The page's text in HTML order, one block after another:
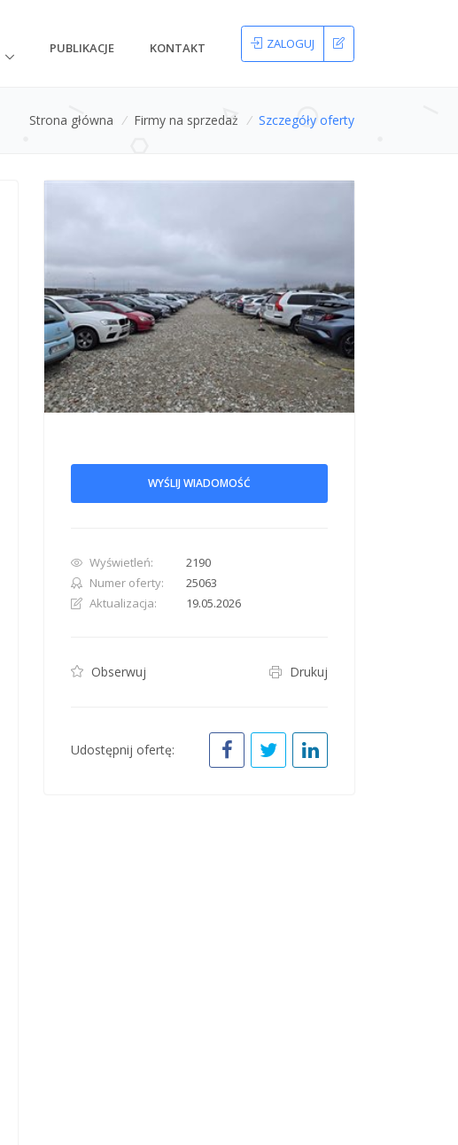
PUBLIKACJE KONTAKT ZALOGUJ
Strona główna / Firmy na sprzedaż / Szczegóły oferty
WYŚLIJ WIADOMOŚĆ
Wyświetleń:
2190
Numer oferty:
25063
Aktualizacja:
19.05.2026
Obserwuj Drukuj
Udostępnij ofertę: